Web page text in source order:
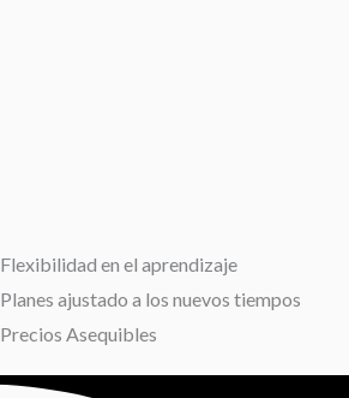
Flexibilidad en el aprendizaje
Planes ajustado a los nuevos tiempos
Precios Asequibles